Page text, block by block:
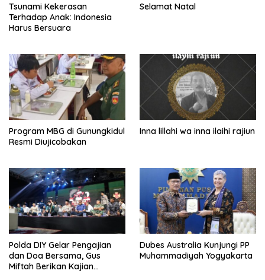
Tsunami Kekerasan
Terhadap Anak: Indonesia
Harus Bersuara
Selamat Natal
Program MBG di Gunungkidul
Resmi Diujicobakan
Inna lillahi wa inna ilaihi rajiun
Polda DIY Gelar Pengajian
dan Doa Bersama, Gus
Miftah Berikan Kajian
Dubes Australia Kunjungi PP
Muhammadiyah Yogyakarta